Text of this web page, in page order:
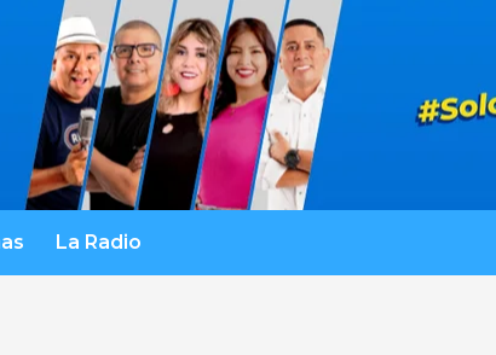
La Radio